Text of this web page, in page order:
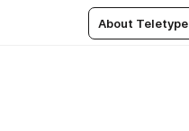
About Teletype